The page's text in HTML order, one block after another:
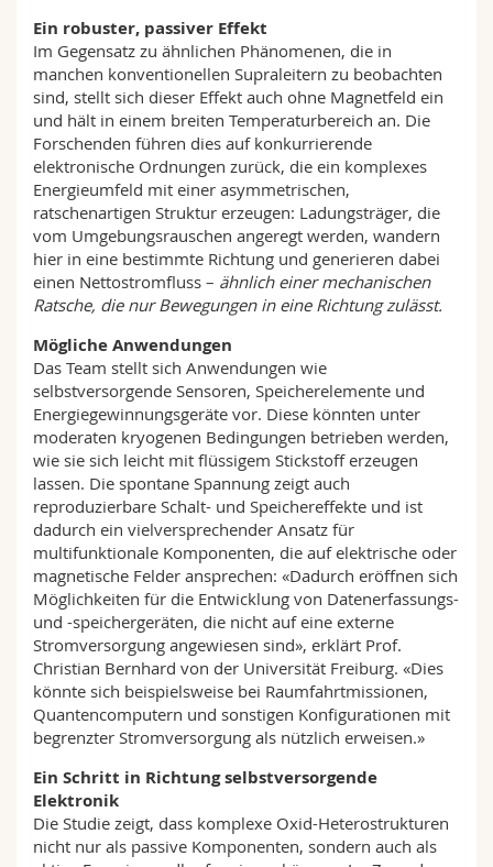
Ein robuster, passiver Effekt
Im Gegensatz zu ähnlichen Phänomenen, die in
manchen konventionellen Supraleitern zu beobachten
sind, stellt sich dieser Effekt auch ohne Magnetfeld ein
und hält in einem breiten Temperaturbereich an. Die
Forschenden führen dies auf konkurrierende
elektronische Ordnungen zurück, die ein komplexes
Energieumfeld mit einer asymmetrischen,
ratschenartigen Struktur erzeugen: Ladungsträger, die
vom Umgebungsrauschen angeregt werden, wandern
hier in eine bestimmte Richtung und generieren dabei
einen Nettostromfluss – ähnlich einer mechanischen
Ratsche, die nur Bewegungen in eine Richtung zulässt.
Mögliche Anwendungen
Das Team stellt sich Anwendungen wie
selbstversorgende Sensoren, Speicherelemente und
Energiegewinnungsgeräte vor. Diese könnten unter
moderaten kryogenen Bedingungen betrieben werden,
wie sie sich leicht mit flüssigem Stickstoff erzeugen
lassen. Die spontane Spannung zeigt auch
reproduzierbare Schalt- und Speichereffekte und ist
dadurch ein vielversprechender Ansatz für
multifunktionale Komponenten, die auf elektrische oder
magnetische Felder ansprechen: «Dadurch eröffnen sich
Möglichkeiten für die Entwicklung von Datenerfassungs-
und -speichergeräten, die nicht auf eine externe
Stromversorgung angewiesen sind», erklärt Prof.
Christian Bernhard von der Universität Freiburg. «Dies
könnte sich beispielsweise bei Raumfahrtmissionen,
Quantencomputern und sonstigen Konfigurationen mit
begrenzter Stromversorgung als nützlich erweisen.»
Ein Schritt in Richtung selbstversorgende
Elektronik
Die Studie zeigt, dass komplexe Oxid-Heterostrukturen
nicht nur als passive Komponenten, sondern auch als